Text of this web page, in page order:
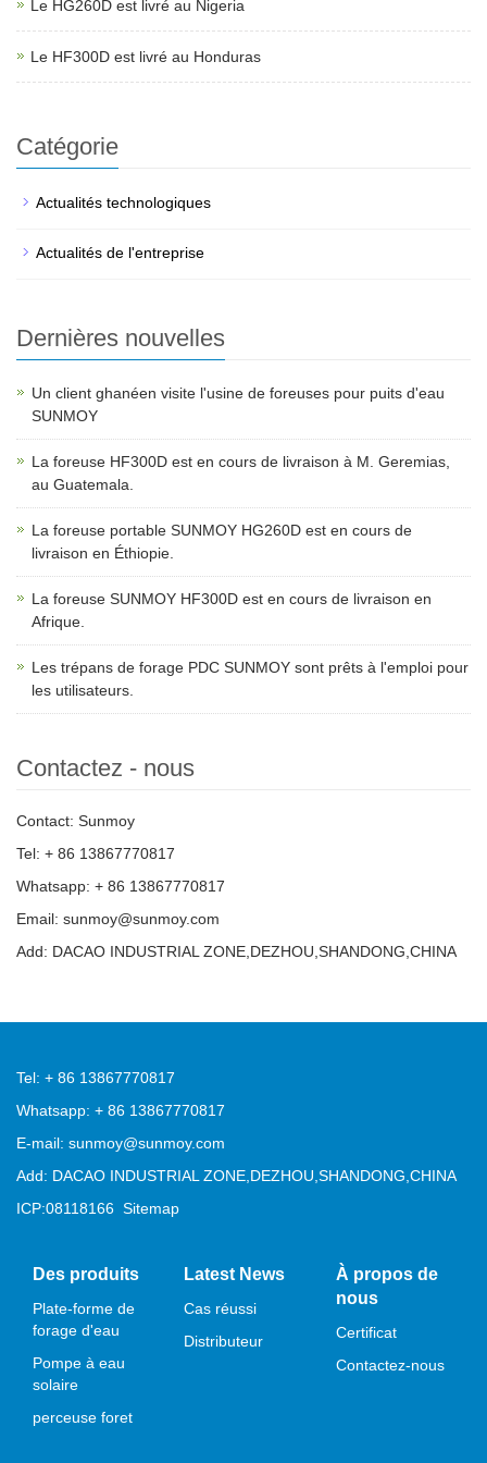
Le HG260D est livré au Nigeria
Le HF300D est livré au Honduras
Catégorie
Actualités technologiques
Actualités de l'entreprise
Dernières nouvelles
Un client ghanéen visite l'usine de foreuses pour puits d'eau
SUNMOY
La foreuse HF300D est en cours de livraison à M. Geremias,
au Guatemala.
La foreuse portable SUNMOY HG260D est en cours de
livraison en Éthiopie.
La foreuse SUNMOY HF300D est en cours de livraison en
Afrique.
Les trépans de forage PDC SUNMOY sont prêts à l'emploi pour
les utilisateurs.
Contactez - nous
Contact: Sunmoy
Tel: + 86 13867770817
Whatsapp: + 86 13867770817
Email: sunmoy@sunmoy.com
Add: DACAO INDUSTRIAL ZONE,DEZHOU,SHANDONG,CHINA
Tel: + 86 13867770817
Whatsapp: + 86 13867770817
E-mail: sunmoy@sunmoy.com
Add: DACAO INDUSTRIAL ZONE,DEZHOU,SHANDONG,CHINA
ICP:08118166 Sitemap
Des produits
Plate-forme de
forage d'eau
Pompe à eau
solaire
perceuse foret
Latest News
Cas réussi
Distributeur
À propos de
nous
Certificat
Contactez-nous